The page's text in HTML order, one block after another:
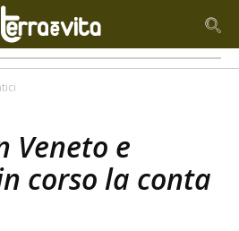
Veneto e
corso la conta